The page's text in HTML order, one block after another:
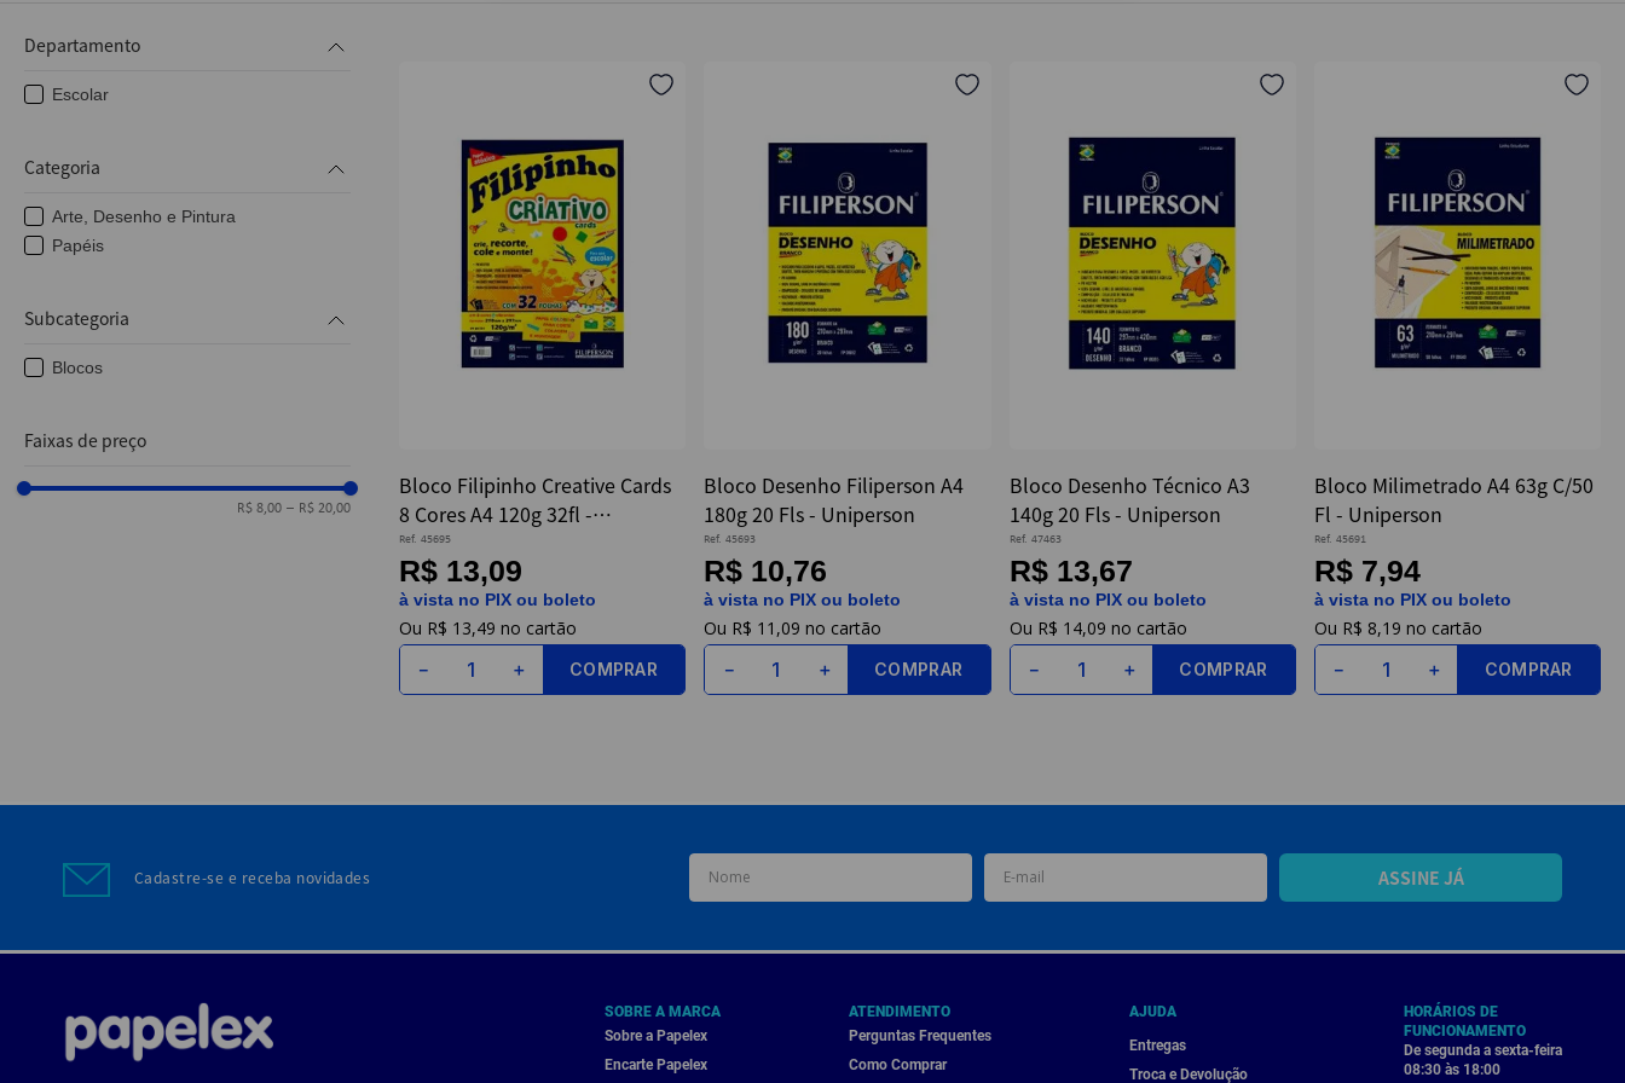
Departamento
Escolar
Categoria
Arte, Desenho e Pintura
Papéis
Subcategoria
Blocos
Faixas de preço
R$ 8,00 – R$ 20,00
Bloco Filipinho Creative Cards
8 Cores A4 120g 32fl -
Uniperson
Ref. 45695
R$ 13,09
à vista no PIX ou boleto
R$ 13,49
＋
－ COMPRAR
Bloco Desenho Filiperson A4
180g 20 Fls - Uniperson
Ref. 45693
R$ 10,76
à vista no PIX ou boleto
R$ 11 ,09
＋
－ COMPRAR
Bloco Desenho Técnico A3
140g 20 Fls - Uniperson
Ref. 47463
R$ 13,67
à vista no PIX ou boleto
R$ 14,09
＋
－ COMPRAR
Bloco Milimetrado A4 63g C/50
Fl - Uniperson
Ref. 45691
R$ 7,94
à vista no PIX ou boleto
R$ 8,19
＋
－ COMPRAR
Cadastre-se e receba novidades ASSINE JÁ
SOBRE A MARCA
Sobre a Papelex
Encarte Papelex
ATENDIMENTO
Perguntas Frequentes
Como Comprar
AJUDA
Entregas
Troca e Devolução
HORÁRIOS DE
FUNCIONAMENTO
De segunda a sexta-feira
08:30 às 18:00